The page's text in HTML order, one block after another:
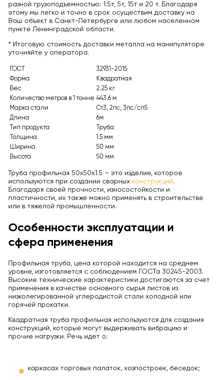
разной грузоподъемностью: 1.5т, 5т, 15т и 20 т. Благодаря
этому мы легко и точно в срок осуществим доставку на
Ваш объект в Санкт-Петербурге или любом населенном
пункте Ленинградской области.
* Итоговую стоимость доставки металла на манипуляторе
уточняйте у оператора.
ГОСТ
32931-2015
Форма
Квадратная
Вес
2.25 кг
Количество метров в 1 тонне 443.6 м
Марка стали
Ст3, 2пс, 3пс/сп5
Длина
6м
Тип продукта
Труба
Толщина
1.5 мм
Ширина
50 мм
Высота
50 мм
Труба профильная 50х50х1.5 – это изделие, которое
используются при создании сварных конструкций.
Благодаря своей прочности, износостойкости и
пластичности, их также можно применять в строительстве
или в тяжелой промышленности.
Особенности эксплуатации и
сфера применения
Профильная труба, цена которой находится на среднем
уровне, изготовляется с соблюдением ГОСТа 30245-2003.
Высокие технические характеристики достигаются за счет
применения в качестве основного сырья листов из
низколегированной углеродистой стали холодной или
горячей прокатки.
Квадратная труба профильная используются для создания
конструкций, которые могут выдерживать вибрацию и
прочие нагрузки. Речь идет о:
каркасах торговых палаток, хозпостроек, беседок;